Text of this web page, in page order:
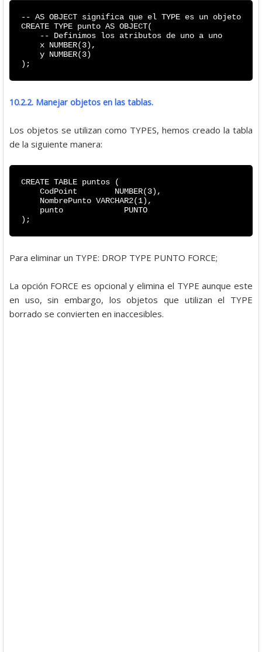
-- AS OBJECT significa que el TYPE es un objeto
CREATE TYPE punto AS OBJECT(
-- Definimos los atributos de uno a uno
x NUMBER(3),
y NUMBER(3)
);
10.2.2. Manejar objetos en las tablas.
Los objetos se utilizan como TYPES, hemos creado la tabla
de la siguiente manera:
CREATE TABLE puntos (
CodPoint NUMBER(3),
NombrePunto VARCHAR2(1),
punto PUNTO
);
Para eliminar un TYPE: DROP TYPE PUNTO FORCE;
La opción FORCE es opcional y elimina el TYPE aunque este
en uso, sin embargo, los objetos que utilizan el TYPE
borrado se convierten en inaccesibles.